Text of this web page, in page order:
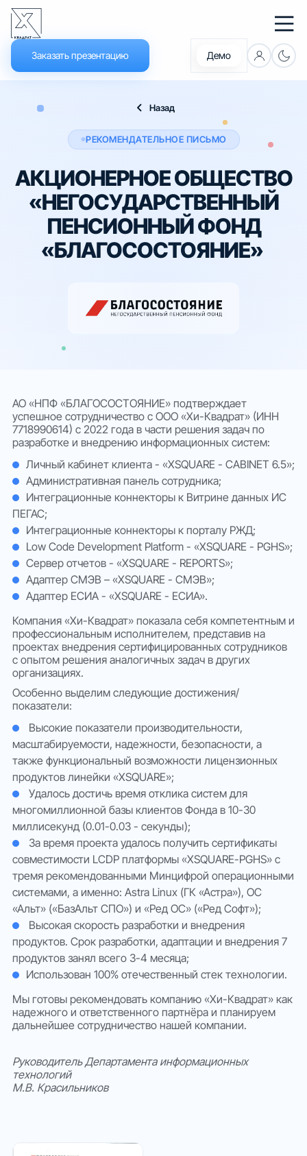
Что нового
Документация
Обучение
Новости
Платформа
Тарифы
Партнеры
О нас
Демо
Заказать презентацию
Назад
РЕКОМЕНДАТЕЛЬНОЕ ПИСЬМО
АКЦИОНЕРНОЕ ОБЩЕСТВО
«НЕГОСУДАРСТВЕННЫЙ
ПЕНСИОННЫЙ ФОНД
«БЛАГОСОСТОЯНИЕ»
АО «НПФ «БЛАГОСОСТОЯНИЕ» подтверждает
успешное сотрудничество с ООО «Хи-Квадрат» (ИНН
7718990614) с 2022 года в части решения задач по
разработке и внедрению информационных систем:
Личный кабинет клиента - «XSQUARE - CABINET 6.5»;
Административная панель сотрудника;
Интеграционные коннекторы к Витрине данных ИС
ПЕГАС;
Интеграционные коннекторы к порталу РЖД;
Low Code Development Platform - «XSQUARE - PGHS»;
Сервер отчетов - «XSQUARE - REPORTS»;
Адаптер СМЭВ – «XSQUARE - СМЭВ»;
Адаптер ЕСИА - «XSQUARE - ЕСИА».
Компания «Хи-Квадрат» показала себя компетентным и
профессиональным исполнителем, представив на
проектах внедрения сертифицированных сотрудников
с опытом решения аналогичных задач в других
организациях.
Особенно выделим следующие достижения/
показатели:
Высокие показатели производительности,
масштабируемости, надежности, безопасности, а
также функциональный возможности лицензионных
продуктов линейки «XSQUARE»;
Удалось достичь время отклика систем для
многомиллионной базы клиентов Фонда в 10-30
миллисекунд (0.01-0.03 - секунды);
За время проекта удалось получить сертификаты
совместимости LCDP платформы «XSQUARE-PGHS» с
тремя рекомендованными Минцифрой операционными
системами, а именно: Astra Linux (ГК «Астра»), ОС
«Альт» («БазАльт СПО») и «Ред ОС» («Ред Софт»);
Высокая скорость разработки и внедрения
продуктов. Срок разработки, адаптации и внедрения 7
продуктов занял всего 3-4 месяца;
Использован 100% отечественный стек технологии.
Мы готовы рекомендовать компанию «Хи-Квадрат» как
надежного и ответственного партнёра и планируем
дальнейшее сотрудничество нашей компании.
Руководитель Департамента информационных
технологий
М.В. Красильников